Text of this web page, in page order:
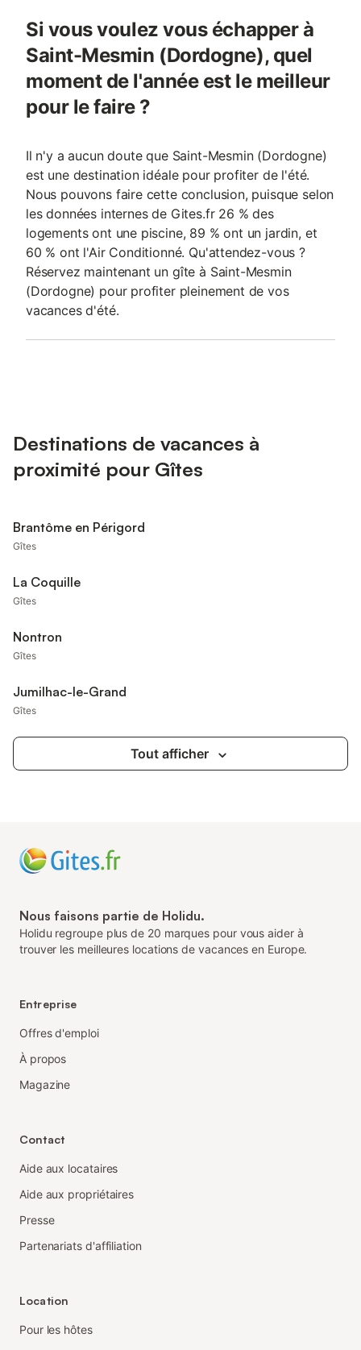
Si vous voulez vous échapper à
Saint-Mesmin (Dordogne), quel
moment de l'année est le meilleur
pour le faire ?
Il n'y a aucun doute que Saint-Mesmin (Dordogne)
est une destination idéale pour profiter de l'été.
Nous pouvons faire cette conclusion, puisque selon
les données internes de Gites.fr 26 % des
logements ont une piscine, 89 % ont un jardin, et
60 % ont l'Air Conditionné. Qu'attendez-vous ?
Réservez maintenant un gîte à Saint-Mesmin
(Dordogne) pour profiter pleinement de vos
vacances d'été.
Destinations de vacances à
proximité pour Gîtes
Brantôme en Périgord
Gîtes
La Coquille
Gîtes
Nontron
Gîtes
Jumilhac-le-Grand
Gîtes
Tout afficher
Nous faisons partie de Holidu.
Holidu regroupe plus de 20 marques pour vous aider à
trouver les meilleures locations de vacances en Europe.
Entreprise
Offres d'emploi
À propos
Magazine
Contact
Aide aux locataires
Aide aux propriétaires
Presse
Partenariats d'affiliation
Location
Pour les hôtes